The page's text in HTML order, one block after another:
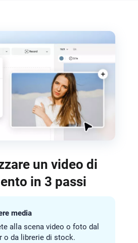
un video di
in 3 passi
media
alla scena video o foto dal
o da librerie di stock.